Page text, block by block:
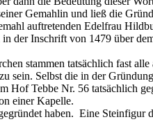
Gemahlin und ließ die
auftretenden Edelfrau
der Inschrift von 1479 über
stammen tatsächlich fast alle
sein. Selbst die in der
Hof Tebbe Nr. 56 tatsächlich
einer Kapelle.
haben. Eine Steinfigur